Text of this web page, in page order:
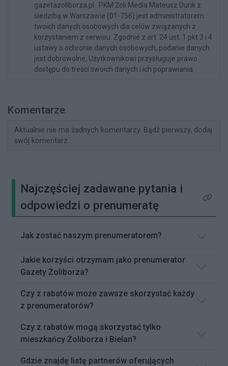
gazetazoliborza.pl . PKM Żoli Media Mateusz Durik z
siedzibą w Warszawie (01-756) jest administratorem
twoich danych osobowych dla celów związanych z
korzystaniem z serwisu. Zgodnie z art. 24 ust. 1 pkt 3 i 4
ustawy o ochronie danych osobowych, podanie danych
jest dobrowolne, Użytkownikowi przysługuje prawo
dostępu do treści swoich danych i ich poprawiania.
Komentarze
Aktualnie nie ma żadnych komentarzy. Bądź pierwszy, dodaj
swój komentarz.
Najczęściej zadawane pytania i
odpowiedzi o prenumeratę
Kliknij
Jak zostać naszym prenumeratorem?
Jakie korzyści otrzymam jako prenumerator
Gazety Żoliborza?
Czy z rabatów może zawsze skorzystać każdy
z prenumeratorów?
Czy z rabatów mogą skorzystać tylko
mieszkańcy Żoliborza i Bielan?
Gdzie znajdę listę partnerów oferujących